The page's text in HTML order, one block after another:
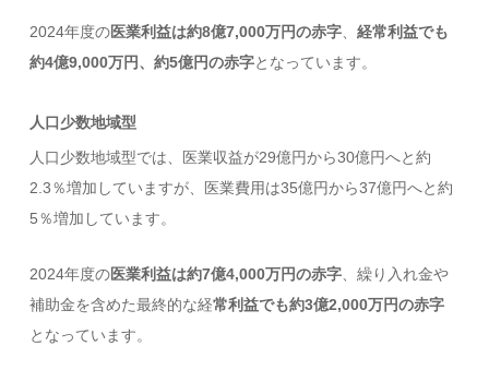
2024年度の医業利益は約8億7,000万円の赤字 、経常利益でも
約4億9,000万円、約5億円の赤字となっています。
人口少数地域型
人口少数地域型では、医業収益が29億円から30億円へと約
2.3％増加していますが、医業費用は35億円から37億円へと約
5％増加しています。
2024年度の医業利益は約7億4,000万円の赤字 、繰り入れ金や
補助金を含めた最終的な経常利益でも約3億2,000万円の赤字
となっています。